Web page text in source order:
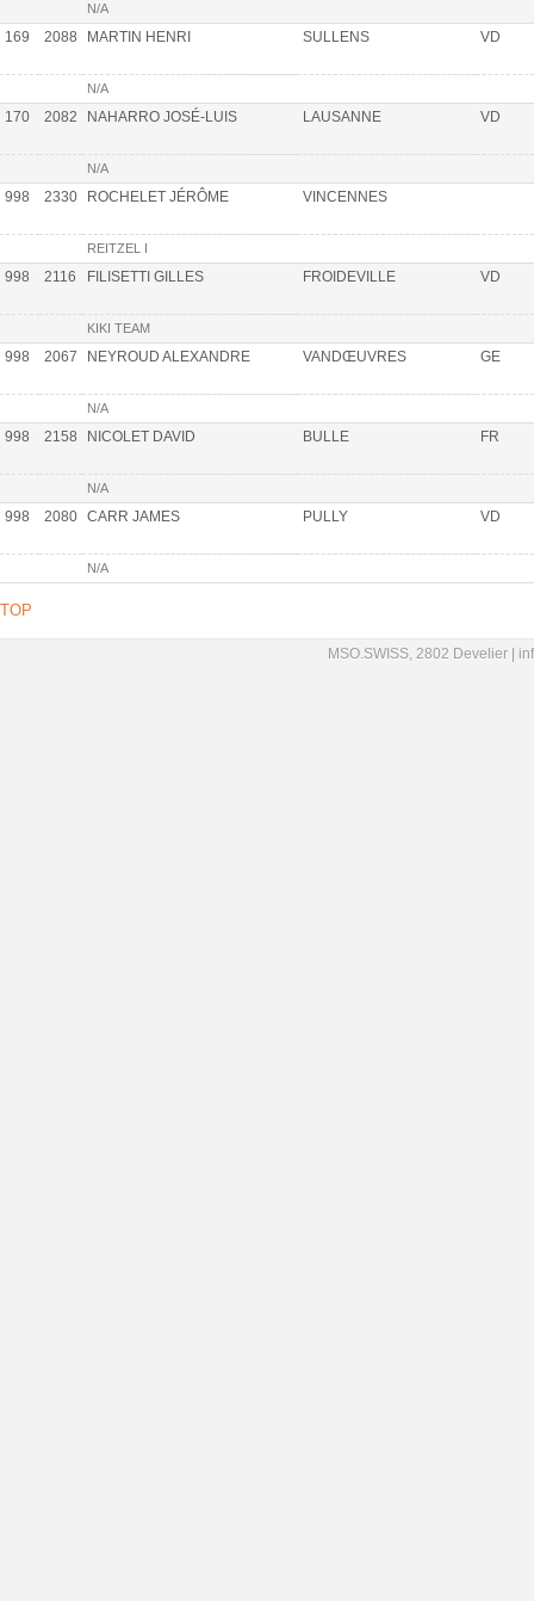
N/A
169 2088 MARTIN HENRI SULLENS VD
N/A
170 2082 NAHARRO JOSÉ-LUIS LAUSANNE VD
N/A
998 2330 ROCHELET JÉRÔME VINCENNES
REITZEL I
998 2116 FILISETTI GILLES FROIDEVILLE VD
KIKI TEAM
998 2067 NEYROUD ALEXANDRE VANDŒUVRES GE
N/A
998 2158 NICOLET DAVID BULLE FR
N/A
998 2080 CARR JAMES PULLY VD
N/A
TOP
MSO.SWISS, 2802 Develier |